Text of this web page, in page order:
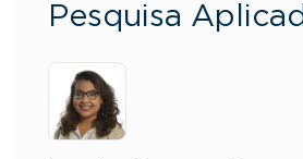
Pesquisa